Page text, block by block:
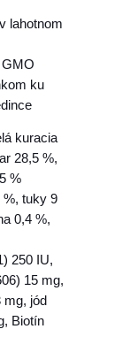
lahotnom
GMO
ku
kuracia
28,5 %,
%
%, tuky 9
0,4 %,
250 IU,
15 mg,
jód
Biotín